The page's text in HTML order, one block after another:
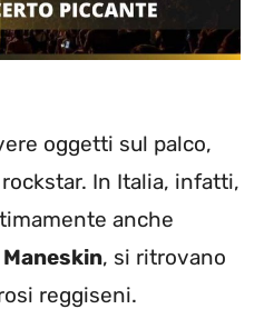
oggetti sul palco,
In Italia, infatti,
anche
, si ritrovano
reggiseni.